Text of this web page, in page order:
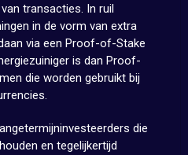
transacties. In ruil
in de vorm van extra
via een Proof-of-Stake
is dan Proof-
die worden gebruikt bij
die
en tegelijkertijd